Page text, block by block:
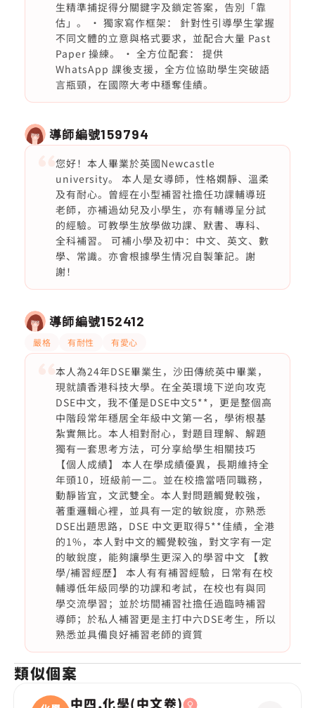
生精準捕捉得分關鍵字及鎖定答案，告別「靠
估」。 • 獨家寫作框架： 針對性引導學生掌握
不同文體的立意與格式要求，並配合大量 Past
Paper 操練。 • 全方位配套： 提供
WhatsApp 課後支援，全方位協助學生突破語
言瓶頸，在國際大考中穩奪佳績。
導師編號159794
您好！本人畢業於英國Newcastle
university。 本人是女導師，性格嫻靜、溫柔
及有耐心。曾經在小型補習社擔任功課輔導班
老師，亦補過幼兒及小學生，亦有輔導呈分試
的經驗。可教學生放學做功課、默書、專科、
全科補習。 可補小學及初中：中文、英文、數
學、常識。亦會根據學生情况自製筆記。謝
謝！
導師編號152412
嚴格 有耐性 有愛心
本人為24年DSE畢業生，沙田傳統英中畢業，
現就讀香港科技大學。在全英環境下逆向攻克
DSE中文，我不僅是DSE中文5**，更是整個高
中階段常年穩居全年級中文第一名，學術根基
紮實無比。本人相對耐心，對題目理解、解題
獨有一套思考方法，可分享給學生相關技巧
【個人成績】 本人在學成績優異，長期維持全
年頭10，班級前一二。並在校擔當唔同職務，
動靜皆宜，文武雙全。本人對問題觸覺較強，
著重邏輯心裡，並具有一定的敏銳度，亦熟悉
DSE出題思路，DSE 中文更取得5**佳績，全港
的1%，本人對中文的觸覺較強，對文字有一定
的敏銳度，能夠讓學生更深入的學習中文 【教
學/補習經歷】 本人有有補習經驗，日常有在校
輔導低年級同學的功課和考試，在校也有與同
學交流學習；並於坊間補習社擔任過臨時補習
導師；於私人補習更是主打中六DSE考生，所以
熟悉並具備良好補習老師的資質
類似個案
中四,化學(中文卷)